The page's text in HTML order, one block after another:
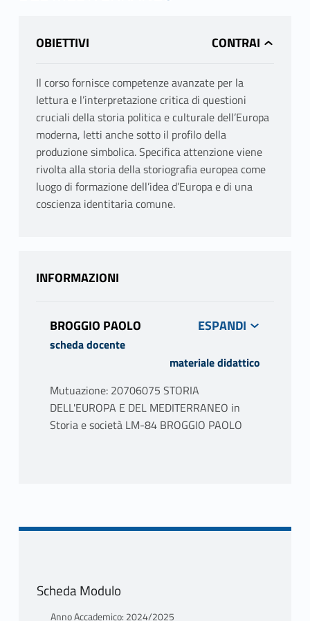
OBIETTIVI
Il corso fornisce competenze avanzate per la
lettura e l’interpretazione critica di questioni
cruciali della storia politica e culturale dell’Europa
moderna, letti anche sotto il profilo della
produzione simbolica. Specifica attenzione viene
rivolta alla storia della storiografia europea come
luogo di formazione dell’idea d’Europa e di una
coscienza identitaria comune.
INFORMAZIONI
BROGGIO PAOLO
scheda docente
materiale didattico
Mutuazione: 20706075 STORIA
DELL'EUROPA E DEL MEDITERRANEO in
Storia e società LM-84 BROGGIO PAOLO
economici. L’invasione dell’Ucraina da parte
Scheda Modulo
Anno Accademico: 2024/2025